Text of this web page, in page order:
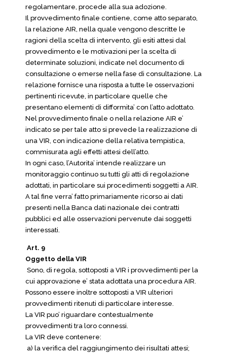
regolamentare, procede alla sua adozione.
Il provvedimento finale contiene, come atto separato,
la relazione AIR, nella quale vengono descritte le
ragioni della scelta di intervento, gli esiti attesi dal
provvedimento e le motivazioni per la scelta di
determinate soluzioni, indicate nel documento di
consultazione o emerse nella fase di consultazione. La
relazione fornisce una risposta a tutte le osservazioni
pertinenti ricevute, in particolare quelle che
presentano elementi di difformita’ con l’atto adottato.
Nel provvedimento finale o nella relazione AIR e’
indicato se per tale atto si prevede la realizzazione di
una VIR, con indicazione della relativa tempistica,
commisurata agli effetti attesi dell’atto.
In ogni caso, l’Autorita’ intende realizzare un
monitoraggio continuo su tutti gli atti di regolazione
adottati, in particolare sui procedimenti soggetti a AIR.
A tal fine verra’ fatto primariamente ricorso ai dati
presenti nella Banca dati nazionale dei contratti
pubblici ed alle osservazioni pervenute dai soggetti
interessati.
Art. 9
Oggetto della VIR
Sono, di regola, sottoposti a VIR i provvedimenti per la
cui approvazione e’ stata adottata una procedura AIR.
Possono essere inoltre sottoposti a VIR ulteriori
provvedimenti ritenuti di particolare interesse.
La VIR puo’ riguardare contestualmente
provvedimenti tra loro connessi.
La VIR deve contenere:
a) la verifica del raggiungimento dei risultati attesi;